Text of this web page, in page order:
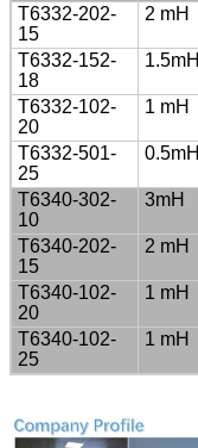
T6332-202-
15
2 mH
T6332-152-
18
1.5mH
T6332-102-
20
1 mH
T6332-501-
25
0.5mH
T6340-302-
10
3mH
T6340-202-
15
2 mH
T6340-102-
20
1 mH
T6340-102-
25
1 mH